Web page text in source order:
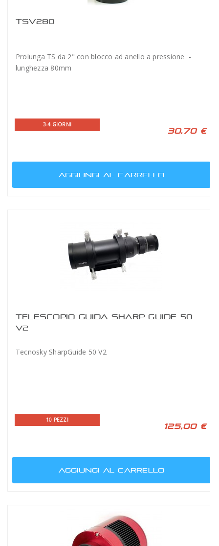
TSV280
Prolunga TS da 2" con blocco ad anello a pressione -
lunghezza 80mm
3-4 GIORNI
30,70 €
AGGIUNGI AL CARRELLO
TELESCOPIO GUIDA SHARP GUIDE 50
V2
Tecnosky SharpGuide 50 V2
10 PEZZI
125,00 €
AGGIUNGI AL CARRELLO